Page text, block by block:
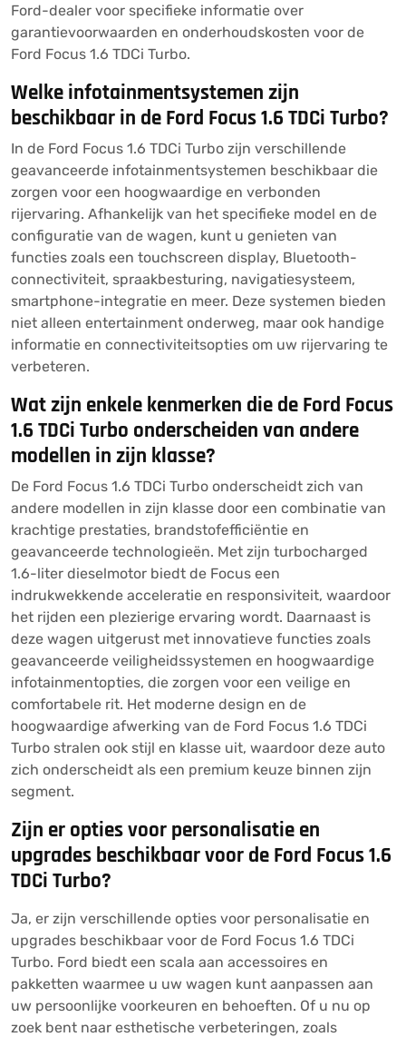
Ford-dealer voor specifieke informatie over
garantievoorwaarden en onderhoudskosten voor de
Ford Focus 1.6 TDCi Turbo.
Welke infotainmentsystemen zijn
beschikbaar in de Ford Focus 1.6 TDCi Turbo?
In de Ford Focus 1.6 TDCi Turbo zijn verschillende
geavanceerde infotainmentsystemen beschikbaar die
zorgen voor een hoogwaardige en verbonden
rijervaring. Afhankelijk van het specifieke model en de
configuratie van de wagen, kunt u genieten van
functies zoals een touchscreen display, Bluetooth-
connectiviteit, spraakbesturing, navigatiesysteem,
smartphone-integratie en meer. Deze systemen bieden
niet alleen entertainment onderweg, maar ook handige
informatie en connectiviteitsopties om uw rijervaring te
verbeteren.
Wat zijn enkele kenmerken die de Ford Focus
1.6 TDCi Turbo onderscheiden van andere
modellen in zijn klasse?
De Ford Focus 1.6 TDCi Turbo onderscheidt zich van
andere modellen in zijn klasse door een combinatie van
krachtige prestaties, brandstofefficiëntie en
geavanceerde technologieën. Met zijn turbocharged
1.6-liter dieselmotor biedt de Focus een
indrukwekkende acceleratie en responsiviteit, waardoor
het rijden een plezierige ervaring wordt. Daarnaast is
deze wagen uitgerust met innovatieve functies zoals
geavanceerde veiligheidssystemen en hoogwaardige
infotainmentopties, die zorgen voor een veilige en
comfortabele rit. Het moderne design en de
hoogwaardige afwerking van de Ford Focus 1.6 TDCi
Turbo stralen ook stijl en klasse uit, waardoor deze auto
zich onderscheidt als een premium keuze binnen zijn
segment.
Zijn er opties voor personalisatie en
upgrades beschikbaar voor de Ford Focus 1.6
TDCi Turbo?
Ja, er zijn verschillende opties voor personalisatie en
upgrades beschikbaar voor de Ford Focus 1.6 TDCi
Turbo. Ford biedt een scala aan accessoires en
pakketten waarmee u uw wagen kunt aanpassen aan
uw persoonlijke voorkeuren en behoeften. Of u nu op
zoek bent naar esthetische verbeteringen, zoals